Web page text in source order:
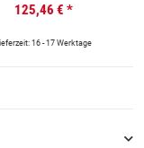
125,46 € *
Lieferzeit: 16 - 17 Werktage